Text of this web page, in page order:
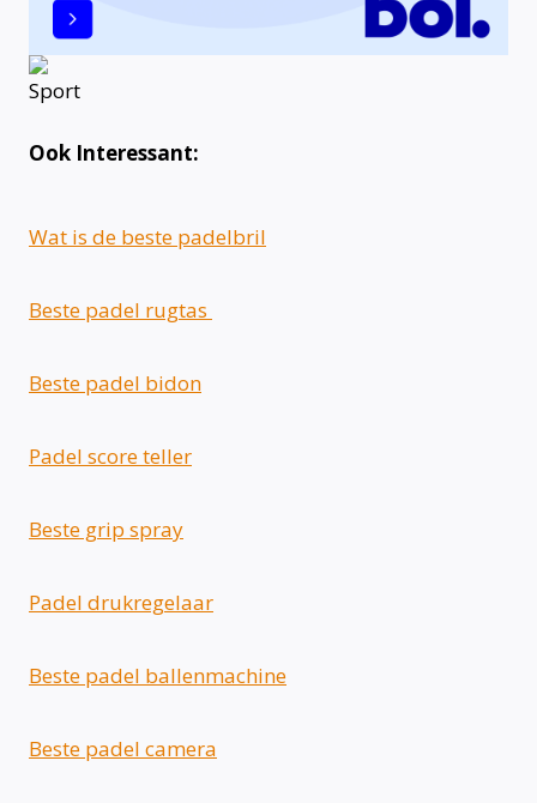
Ook Interessant:
Wat is de beste padelbril
Beste padel rugtas
Beste padel bidon
Padel score teller
Beste grip spray
Padel drukregelaar
Beste padel ballenmachine
Beste padel camera